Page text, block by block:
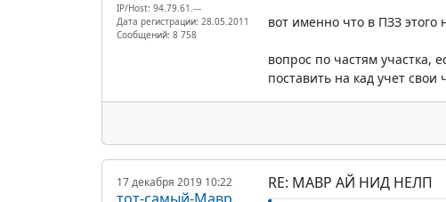
IP/Host: 94.79.61.---
Дата регистрации: 28.05.2011
Сообщений: 8 758
вот именно что в ПЗЗ
вопрос по частям участка,
поставить на кад учет
17 декабря 2019 10:22 RE: МАВР АЙ НИД НЕЛП